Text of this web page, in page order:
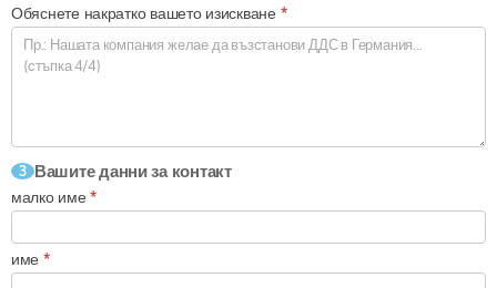
Обяснете накратко вашето изискване *
3 Вашите данни за контакт
малко име*
име *